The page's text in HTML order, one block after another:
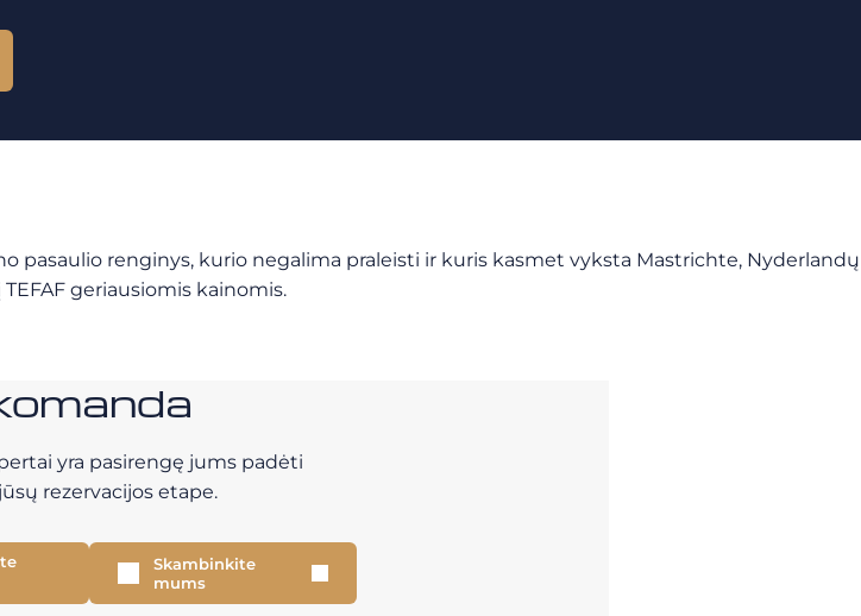
pasaulio renginys, kurio negalima praleisti ir kuris kasmet vyksta Mastrichte, Nyderlandų
geriausiomis kainomis.
yra pasirengę jums padėti
rezervacijos etape.
Skambinkite
mums